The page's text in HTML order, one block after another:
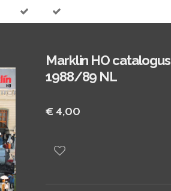
Marklin HO catalogus
1988/89 NL
€ 4,00